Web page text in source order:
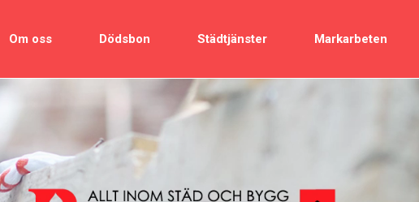
Om oss Dödsbon Städtjänster Markarbeten